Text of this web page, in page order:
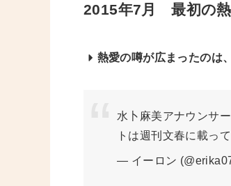
2015年7月 最初の
熱愛の噂が広まったのは
水卜麻美アナウンサ
トは週刊文春に載っ
— イーロン